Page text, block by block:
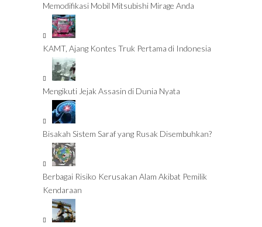
Memodifikasi Mobil Mitsubishi Mirage Anda
KAMT, Ajang Kontes Truk Pertama di Indonesia
Mengikuti Jejak Assasin di Dunia Nyata
Bisakah Sistem Saraf yang Rusak Disembuhkan?
Berbagai Risiko Kerusakan Alam Akibat Pemilik
Kendaraan